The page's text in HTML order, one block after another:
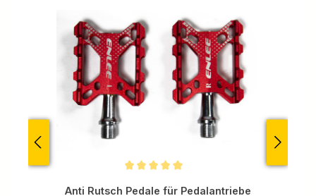
Anti Rutsch Pedale für Pedalantriebe